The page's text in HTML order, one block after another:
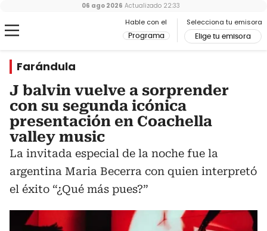
Hable con el
Programa
Selecciona tu emisora
Elige tu emisora
06 ago 2026 Actualizado 22:33
Farándula
J balvin vuelve a sorprender
con su segunda icónica
presentación en Coachella
valley music
La invitada especial de la noche fue la
argentina Maria Becerra con quien interpretó
el éxito “¿Qué más pues?”